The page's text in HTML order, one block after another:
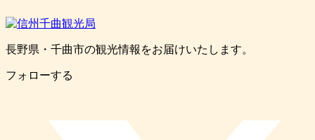
長野県・千曲市の観光情報をお届けいたします。
フォローする